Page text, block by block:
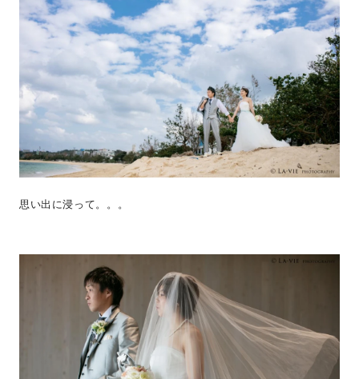
思い出に浸って。。。